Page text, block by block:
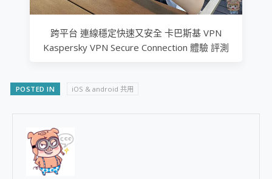
跨平台 連線穩定快速又安全 卡巴斯基 VPN
Kaspersky VPN Secure Connection 體驗 評測
POSTED IN iOS & android 共用